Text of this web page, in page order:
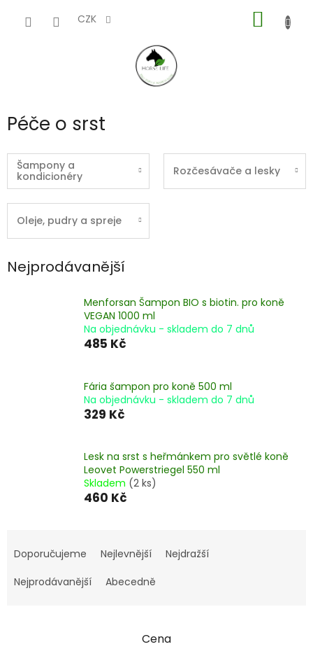
CZK
KOŠÍK
Péče o srst
Šampony a
kondicionéry
Rozčesávače a lesky
Oleje, pudry a spreje
Nejprodávanější
Menforsan Šampon BIO s biotin. pro koně
VEGAN 1000 ml
Na objednávku - skladem do 7 dnů
485 Kč
Fária šampon pro koně 500 ml
Na objednávku - skladem do 7 dnů
329 Kč
Lesk na srst s heřmánkem pro světlé koně
Leovet Powerstriegel 550 ml
Skladem (2 ks)
460 Kč
a
e
Doporučujeme Nejlevnější
Nejdražší
Nejprodávanější
Abecedně
Cena